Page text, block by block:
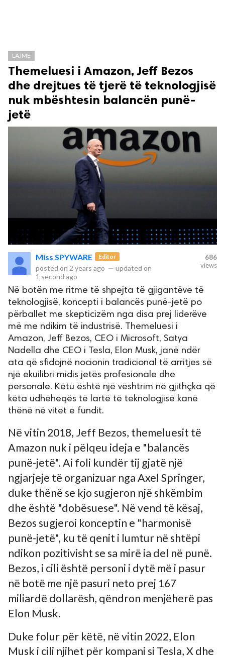
LAJME
Themeluesi i Amazon, Jeff Bezos
dhe drejtues të tjerë të teknologjisë
nuk mbështesin balancën punë-
jetë
Miss SPYWARE Editor
posted on 2 years ago — updated on
1 second ago
686
views
Në botën me ritme të shpejta të gjigantëve të
teknologjisë, koncepti i balancës punë-jetë po
përballet me skepticizëm nga disa prej liderëve
më me ndikim të industrisë. Themeluesi i
Amazon, Jeff Bezos, CEO i Microsoft, Satya
Nadella dhe CEO i Tesla, Elon Musk, janë ndër
ata që sfidojnë nocionin tradicional të arritjes së
një ekuilibri midis jetës profesionale dhe
personale. Këtu është një vështrim në gjithçka që
këta udhëheqës të lartë të teknologjisë kanë
thënë në vitet e fundit.
Në vitin 2018, Jeff Bezos, themeluesit të
Amazon nuk i pëlqeu ideja e "balancës
punë-jetë". Ai foli kundër tij gjatë një
ngjarjeje të organizuar nga Axel Springer,
duke thënë se kjo sugjeron një shkëmbim
dhe është "dobësuese". Në vend të kësaj,
Bezos sugjeroi konceptin e "harmonisë
punë-jetë", ku të qenit i lumtur në shtëpi
ndikon pozitivisht se sa mirë ia del në punë.
Bezos, i cili është personi i dytë më i pasur
në botë me një pasuri neto prej 167
miliardë dollarësh, qëndron menjëherë pas
Elon Musk.
Duke folur për këtë, në vitin 2022, Elon
Musk i cili njihet për kompani si Tesla, X dhe